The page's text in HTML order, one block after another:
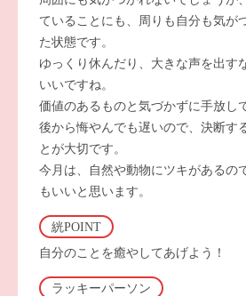
ていることにも、周りも自分も気が
た状態です。
ゆっくり休んだり、大きな声を出す
いいですね。
価値のあるものと気づかずに手放し
後から悔やんでも遅いので、決断す
とが大切です。
今月は、自然や動物にツキがあるの
もいいと思います。
絖POINT
自分のことを癒やしてあげよう！
ラッキーパーソン